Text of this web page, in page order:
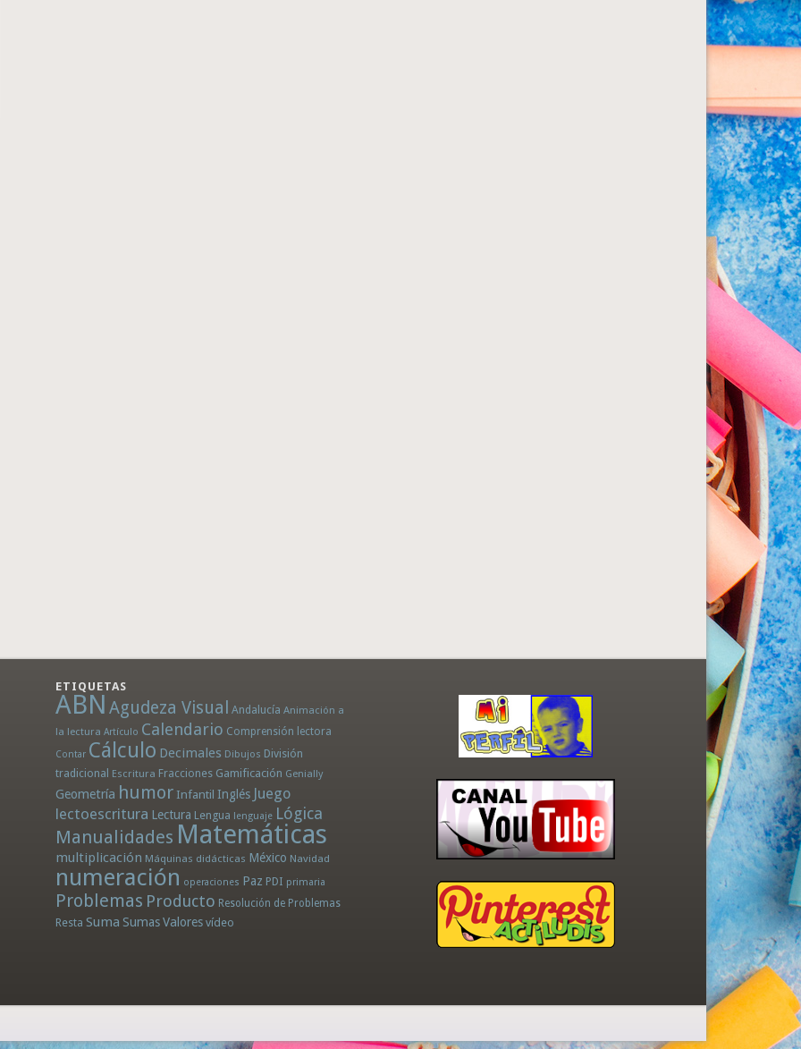
ETIQUETAS
ABN Agudeza Visual Andalucía Animación a
la lectura Artículo Calendario Comprensión lectora
Contar Cálculo Decimales Dibujos División
tradicional Escritura Fracciones Gamificación Genially
Geometría humor Infantil Inglés Juego
lectoescritura Lectura Lengua lenguaje Lógica
Manualidades Matemáticas
multiplicación Máquinas didácticas México Navidad
numeración operaciones Paz PDI primaria
Problemas Producto Resolución de Problemas
Resta Suma SumasValores vídeo